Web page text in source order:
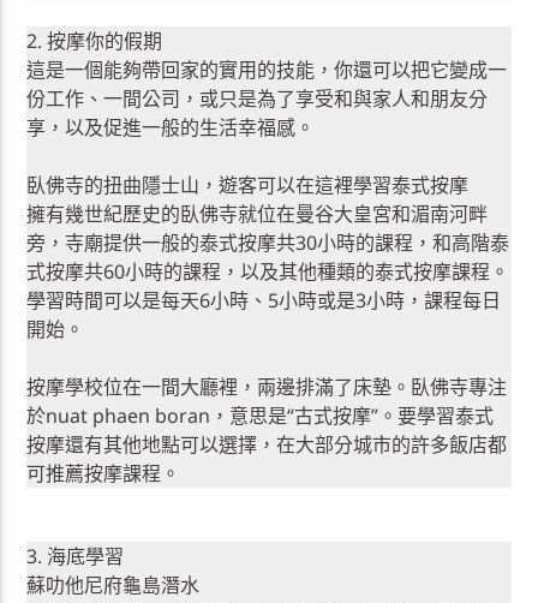
2. 按摩你的假期
這是一個能夠帶回家的實用的技能，你還可以把它變成一
份工作、一間公司，或只是為了享受和與家人和朋友分
享，以及促進一般的生活幸福感。
臥佛寺的扭曲隱士山，遊客可以在這裡學習泰式按摩
擁有幾世紀歷史的臥佛寺就位在曼谷大皇宮和湄南河畔
旁，寺廟提供一般的泰式按摩共30小時的課程，和高階泰
式按摩共60小時的課程，以及其他種類的泰式按摩課程。
學習時間可以是每天6小時、5小時或是3小時，課程每日
開始。
按摩學校位在一間大廳裡，兩邊排滿了床墊。臥佛寺專注
於nuat phaen boran，意思是“古式按摩”。要學習泰式
按摩還有其他地點可以選擇，在大部分城市的許多飯店都
可推薦按摩課程。
3. 海底學習
蘇叻他尼府龜島潛水